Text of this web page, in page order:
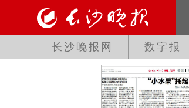
长沙晚报网 数字报